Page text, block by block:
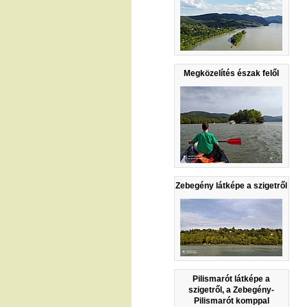
Megközelítés észak felől
Zebegény látképe a szigetről
Pilismarót látképe a
szigetről, a Zebegény-
Pilismarót komppal